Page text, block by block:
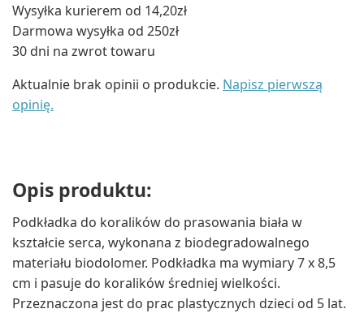
Wysyłka kurierem od 14,20zł
Darmowa wysyłka od 250zł
30 dni na zwrot towaru
Aktualnie brak opinii o produkcie. Napisz pierwszą
opinię.
Opis produktu:
Podkładka do koralików do prasowania biała w
kształcie serca, wykonana z biodegradowalnego
materiału biodolomer. Podkładka ma wymiary 7 x 8,5
cm i pasuje do koralików średniej wielkości.
Przeznaczona jest do prac plastycznych dzieci od 5 lat.